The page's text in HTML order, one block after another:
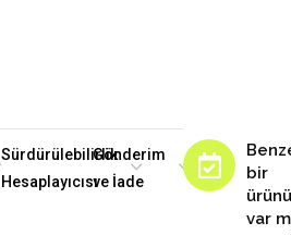
Sürdürülebilirlik
Hesaplayıcısı
Gönderim
ve İade
bir
var